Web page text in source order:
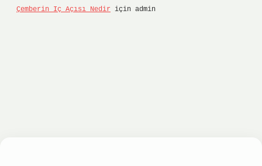
Çemberin Iç Açısı Nedir için admin